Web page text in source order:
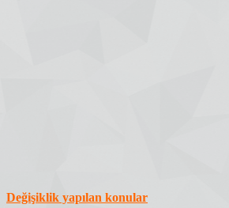
Değişiklik yapılan konular